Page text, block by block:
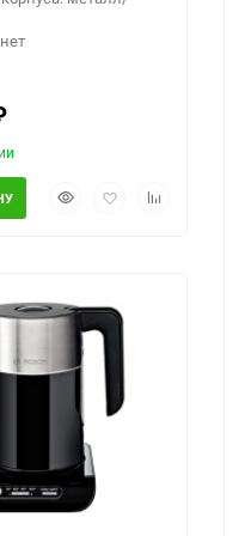
БыстрыйДобавитьДобавить
еще 4 фото